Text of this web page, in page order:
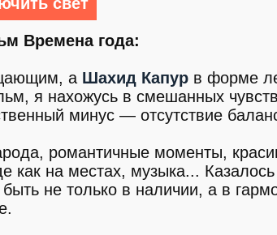
Времена года:
а Шахид Капур в форме
я нахожусь в смешанных
минус — отсутствие
романтичные моменты,
на местах, музыка...
не только в наличии, а в